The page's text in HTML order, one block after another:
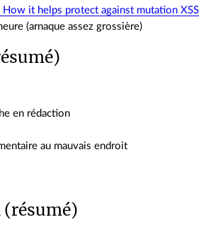
it helps protect against mutation XSS
(arnaque assez grossière)
en rédaction
au mauvais endroit